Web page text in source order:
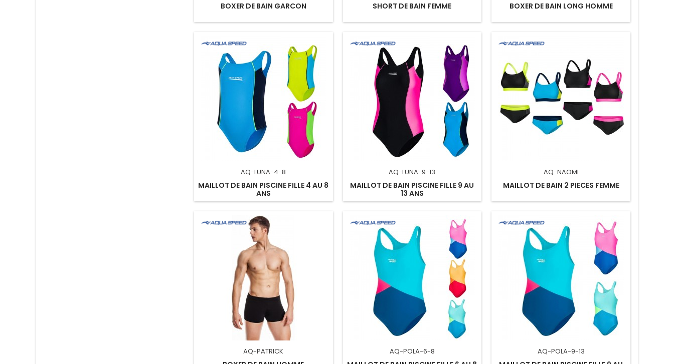
BOXER DE BAIN GARCON SHORT DE BAIN FEMME BOXER DE BAIN LONG HOMME
AQ-LUNA-4-8
MAILLOT DE BAIN PISCINE FILLE 4 AU 8
ANS
AQ-LUNA-9-13
MAILLOT DE BAIN PISCINE FILLE 9 AU
13 ANS
AQ-NAOMI
MAILLOT DE BAIN 2 PIECES FEMME
AQ-PATRICK AQ-POLA-6-8 AQ-POLA-9-13